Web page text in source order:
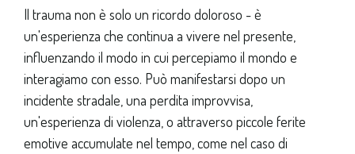
Il trauma non è solo un ricordo doloroso - è
un'esperienza che continua a vivere nel presente,
influenzando il modo in cui percepiamo il mondo e
interagiamo con esso. Può manifestarsi dopo un
incidente stradale, una perdita improvvisa,
un'esperienza di violenza, o attraverso piccole ferite
emotive accumulate nel tempo, come nel caso di